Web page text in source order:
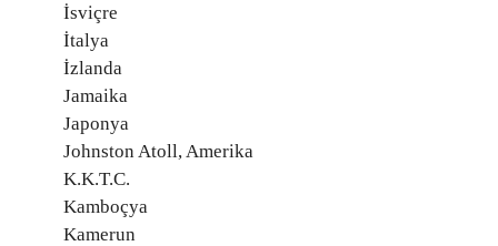
İsviçre
İtalya
İzlanda
Jamaika
Japonya
Johnston Atoll, Amerika
K.K.T.C.
Kamboçya
Kamerun